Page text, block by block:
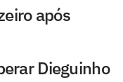
após
Dieguinho